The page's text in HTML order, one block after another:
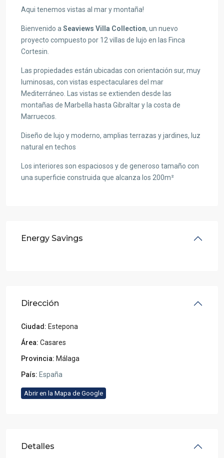
Aqui tenemos vistas al mar y montaña!
Bienvenido a Seaviews Villa Collection, un nuevo
proyecto compuesto por 12 villas de lujo en las Finca
Cortesin.
Las propiedades están ubicadas con orientación sur, muy
luminosas, con vistas espectaculares del mar
Mediterráneo. Las vistas se extienden desde las
montañas de Marbella hasta Gibraltar y la costa de
Marruecos.
Diseño de lujo y moderno, amplias terrazas y jardines, luz
natural en techos
Los interiores son espaciosos y de generoso tamaño con
una superficie construida que alcanza los 200m²
Energy Savings
Dirección
Ciudad: Estepona
Área: Casares
Provincia: Málaga
País: España
Abrir en la Mapa de Google
Detalles